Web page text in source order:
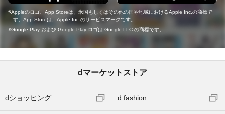
Appleのロゴ、App Storeは、米国もしくはその他の国や地域におけるApple Inc.の商標で
す。App Storeは、Apple Inc.のサービスマークです。
Google Play および Google Play ロゴは Google LLC の商標です。
dマーケットストア
dショッピング d fashion